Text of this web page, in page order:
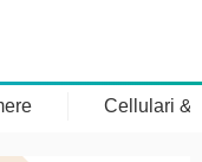
Cellulari &